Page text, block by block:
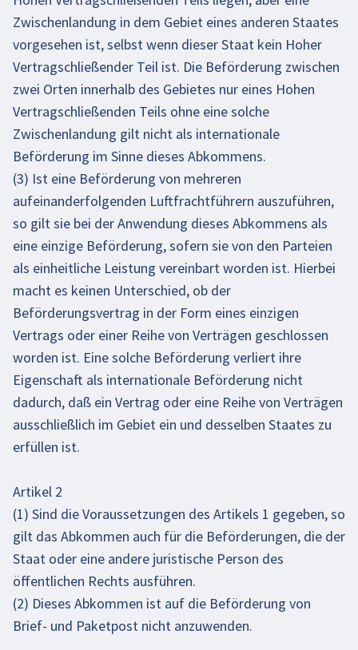
Zwischenlandung in dem Gebiet eines anderen Staates
vorgesehen ist, selbst wenn dieser Staat kein Hoher
Vertragschließender Teil ist. Die Beförderung zwischen
zwei Orten innerhalb des Gebietes nur eines Hohen
Vertragschließenden Teils ohne eine solche
Zwischenlandung gilt nicht als internationale
Beförderung im Sinne dieses Abkommens.
(3) Ist eine Beförderung von mehreren
aufeinanderfolgenden Luftfrachtführern auszuführen,
so gilt sie bei der Anwendung dieses Abkommens als
eine einzige Beförderung, sofern sie von den Parteien
als einheitliche Leistung vereinbart worden ist. Hierbei
macht es keinen Unterschied, ob der
Beförderungsvertrag in der Form eines einzigen
Vertrags oder einer Reihe von Verträgen geschlossen
worden ist. Eine solche Beförderung verliert ihre
Eigenschaft als internationale Beförderung nicht
dadurch, daß ein Vertrag oder eine Reihe von Verträgen
ausschließlich im Gebiet ein und desselben Staates zu
erfüllen ist.
Artikel 2
(1) Sind die Voraussetzungen des Artikels 1 gegeben, so
gilt das Abkommen auch für die Beförderungen, die der
Staat oder eine andere juristische Person des
öffentlichen Rechts ausführen.
(2) Dieses Abkommen ist auf die Beförderung von
Brief- und Paketpost nicht anzuwenden.